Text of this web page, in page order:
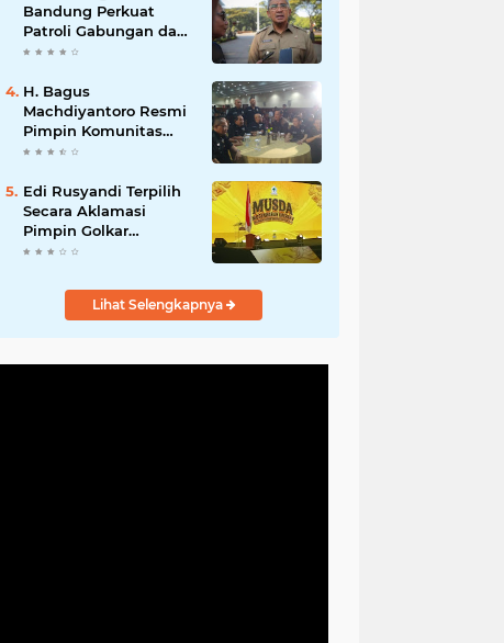
Bandung Perkuat
Patroli Gabungan dan
Pengawasan Digital
H. Bagus
Machdiyantoro Resmi
Pimpin Komunitas
BBC Periode 2026–
Solidaritas dan
Hadirkan Program
Nyata untuk
Masyarakat
Edi Rusyandi Terpilih
Secara Aklamasi
Pimpin Golkar
Bandung Barat,
Kepemimpinan
Harmonis "TurunLihat Selengkapnya